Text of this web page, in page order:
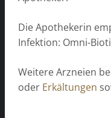
Die Apothekerin
Infektion: Omni-
Weitere Arzneien
oder Erkältungen